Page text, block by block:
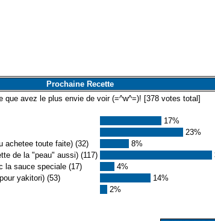
Prochaine Recette
que avez le plus envie de voir (=^w^=)! [378votes total]
17%
23%
achetee toute faite) (32)
8%
de la "peau" aussi) (117)
la sauce speciale (17)
4%
yakitori) (53)
14%
2%